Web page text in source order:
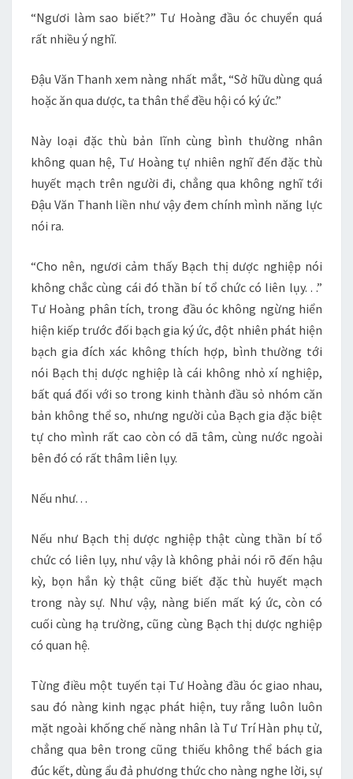
“Ngươi làm sao biết?” Tư Hoàng đầu óc chuyển quá
rất nhiều ý nghĩ.
Đậu Văn Thanh xem nàng nhất mắt, “Sở hữu dùng quá
hoặc ăn qua dược, ta thân thể đều hội có ký ức.”
Này loại đặc thù bản lĩnh cùng bình thường nhân
không quan hệ, Tư Hoàng tự nhiên nghĩ đến đặc thù
huyết mạch trên người đi, chẳng qua không nghĩ tới
Đậu Văn Thanh liền như vậy đem chính mình năng lực
nói ra.
“Cho nên, ngươi cảm thấy Bạch thị dược nghiệp nói
không chắc cùng cái đó thần bí tổ chức có liên lụy. . .”
Tư Hoàng phân tích, trong đầu óc không ngừng hiển
hiện kiếp trước đối bạch gia ký ức, đột nhiên phát hiện
bạch gia đích xác không thích hợp, bình thường tới
nói Bạch thị dược nghiệp là cái không nhỏ xí nghiệp,
bất quá đối với so trong kinh thành đầu sỏ nhóm căn
bản không thể so, nhưng người của Bạch gia đặc biệt
tự cho mình rất cao còn có dã tâm, cùng nước ngoài
bên đó có rất thâm liên lụy.
Nếu như. . .
Nếu như Bạch thị dược nghiệp thật cùng thần bí tổ
chức có liên lụy, như vậy là không phải nói rõ đến hậu
kỳ, bọn hắn kỳ thật cũng biết đặc thù huyết mạch
trong này sự. Như vậy, nàng biến mất ký ức, còn có
cuối cùng hạ trường, cũng cùng Bạch thị dược nghiệp
có quan hệ.
Từng điều một tuyến tại Tư Hoàng đầu óc giao nhau,
sau đó nàng kinh ngạc phát hiện, tuy rằng luôn luôn
mặt ngoài khống chế nàng nhân là Tư Trí Hàn phụ tử,
chẳng qua bên trong cũng thiếu không thể bách gia
đúc kết, dùng ẩu đả phương thức cho nàng nghe lời, sự